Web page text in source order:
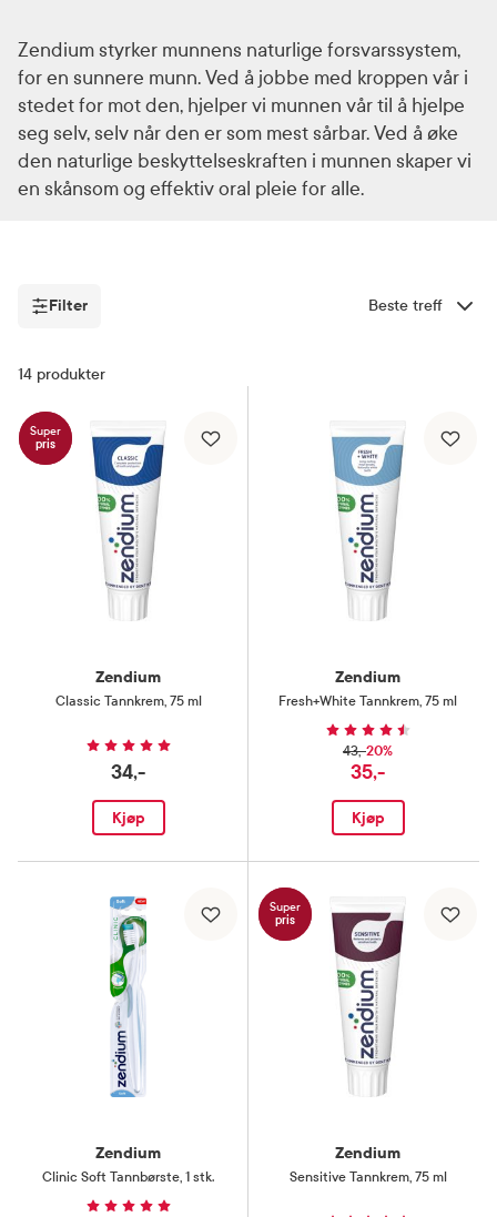
Zendium styrker munnens naturlige forsvarssystem,
for en sunnere munn. Ved å jobbe med kroppen vår i
stedet for mot den, hjelper vi munnen vår til å hjelpe
seg selv, selv når den er som mest sårbar. Ved å øke
den naturlige beskyttelseskraften i munnen skaper vi
en skånsom og effektiv oral pleie for alle.
Filter
Filter
14 produkter
Super
pris
Zendium
Classic Tannkrem, 75 ml
34,-
Kjøp
Zendium
Fresh+White Tannkrem, 75 ml
43,-20%
35,-
Kjøp
Zendium
Clinic Soft Tannbørste, 1 stk.
Super
pris
Zendium
Sensitive Tannkrem, 75 ml